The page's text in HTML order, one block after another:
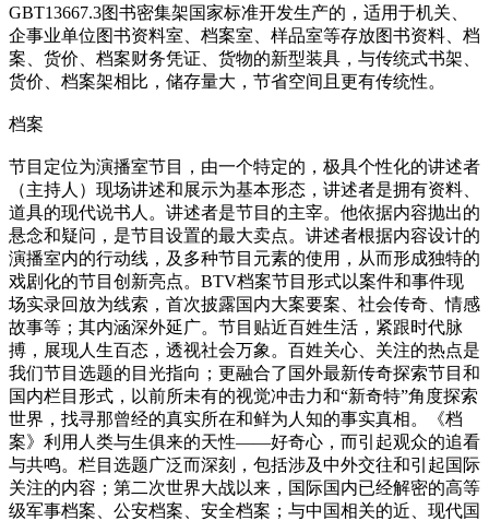
GBT13667.3图书密集架国家标准开发生产的，适用于机关、
企事业单位图书资料室、档案室、样品室等存放图书资料、档
案、货价、档案财务凭证、货物的新型装具，与传统式书架、
货价、档案架相比，储存量大，节省空间且更有传统性。
档案
节目定位为演播室节目，由一个特定的，极具个性化的讲述者
（主持人）现场讲述和展示为基本形态，讲述者是拥有资料、
道具的现代说书人。讲述者是节目的主宰。他依据内容抛出的
悬念和疑问，是节目设置的最大卖点。讲述者根据内容设计的
演播室内的行动线，及多种节目元素的使用，从而形成独特的
戏剧化的节目创新亮点。BTV档案节目形式以案件和事件现
场实录回放为线索，首次披露国内大案要案、社会传奇、情感
故事等；其内涵深外延广。节目贴近百姓生活，紧跟时代脉
搏，展现人生百态，透视社会万象。百姓关心、关注的热点是
我们节目选题的目光指向；更融合了国外最新传奇探索节目和
国内栏目形式，以前所未有的视觉冲击力和“新奇特”角度探索
世界，找寻那曾经的真实所在和鲜为人知的事实真相。《档
案》利用人类与生俱来的天性——好奇心，而引起观众的追看
与共鸣。栏目选题广泛而深刻，包括涉及中外交往和引起国际
关注的内容；第二次世界大战以来，国际国内已经解密的高等
级军事档案、公安档案、安全档案；与中国相关的近、现代国